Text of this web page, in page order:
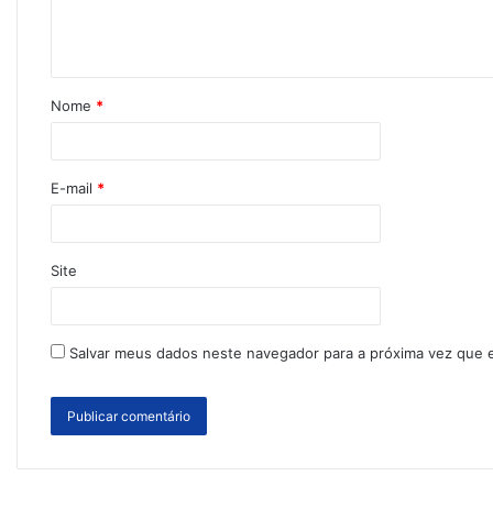
Nome *
E-mail *
Site
Salvar meus dados neste navegador para a próxima vez que